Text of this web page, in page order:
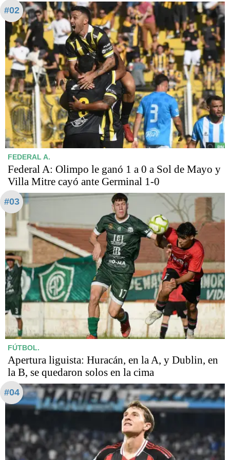
#02
FEDERAL A.
Federal A: Olimpo le ganó 1 a 0 a Sol de Mayo y
Villa Mitre cayó ante Germinal 1-0
#03
FÚTBOL.
Apertura liguista: Huracán, en la A, y Dublin, en
la B, se quedaron solos en la cima
#04